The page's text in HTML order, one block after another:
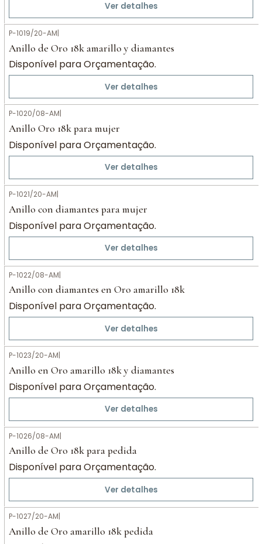
Ver detalhes
P-1019/20-AM|
Anillo de Oro 18k amarillo y diamantes
Disponível para Orçamentação.
Ver detalhes
P-1020/08-AM|
Anillo Oro 18k para mujer
Disponível para Orçamentação.
Ver detalhes
P-1021/20-AM|
Anillo con diamantes para mujer
Disponível para Orçamentação.
Ver detalhes
P-1022/08-AM|
Anillo con diamantes en Oro amarillo 18k
Disponível para Orçamentação.
Ver detalhes
P-1023/20-AM|
Anillo en Oro amarillo 18k y diamantes
Disponível para Orçamentação.
Ver detalhes
P-1026/08-AM|
Anillo de Oro 18k para pedida
Disponível para Orçamentação.
Ver detalhes
P-1027/20-AM|
Anillo de Oro amarillo 18k pedida